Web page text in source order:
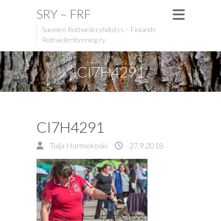
SRY – FRF
Suomen Rottweileryhdistys – Finlands
Rottweilerförening ry
CI7H4291
CI7H4291
Tuija Hurmekoski 27.9.2018